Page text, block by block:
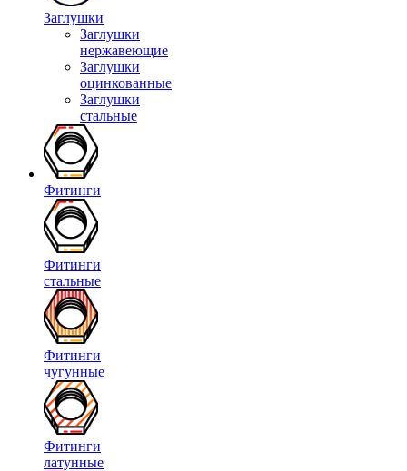
Заглушки
Заглушки
нержавеющие
Заглушки
оцинкованные
Заглушки
стальные
Фитинги
Фитинги
стальные
Фитинги
чугунные
Фитинги
латунные